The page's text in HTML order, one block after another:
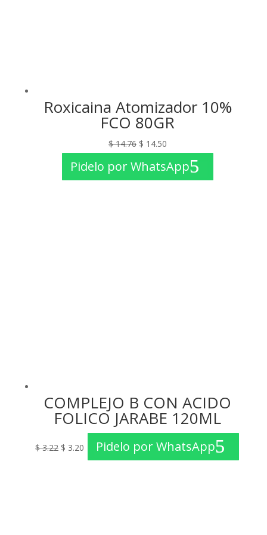
Roxicaina Atomizador 10%
FCO 80GR
$14.76 El
original
$ 14.50El
actual
Pidelo por WhatsApp
COMPLEJO B CON ACIDO
FOLICO JARABE 120ML
$3.22
precio
$ 3.20
precioPidelo por WhatsApp